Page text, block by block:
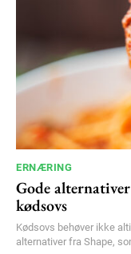
ERNÆRING
Gode
kødsovs
Kødsovs behøver ikke
alternativer fra Shape,